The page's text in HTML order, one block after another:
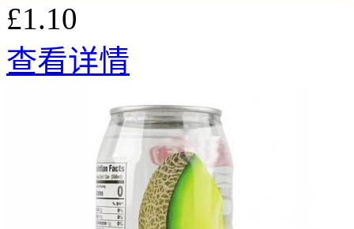
£1.10
查看详情